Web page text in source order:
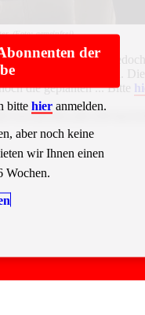
(Foto: gemeinfrei)
lohnen, weiß sie
ist vernichtend.
die geplanten ... Bitte
der
bitte hier anmelden.
aber noch keine
wir Ihnen einen
Wochen.